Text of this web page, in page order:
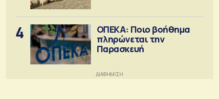
4
ΟΠΕΚΑ: Ποιο βοήθημα
πληρώνεται την
Παρασκευή